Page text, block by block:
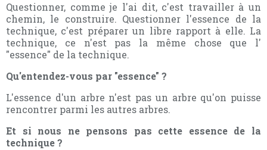
Questionner, comme je l'ai dit, c'est travailler à un
chemin, le construire. Questionner l'essence de la
technique, c'est préparer un libre rapport à elle. La
technique, ce n'est pas la même chose que l'
"essence" de la technique.
Qu'entendez-vous par "essence" ?
L'essence d'un arbre n'est pas un arbre qu'on puisse
rencontrer parmi les autres arbres.
Et si nous ne pensons pas cette essence de la
technique ?